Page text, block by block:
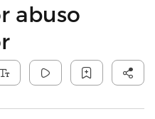
abuso